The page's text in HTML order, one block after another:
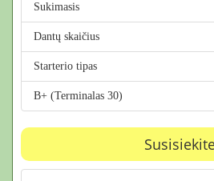
Sukimasis
Dantų skaičius
Starterio tipas
B+ (Terminalas 30)